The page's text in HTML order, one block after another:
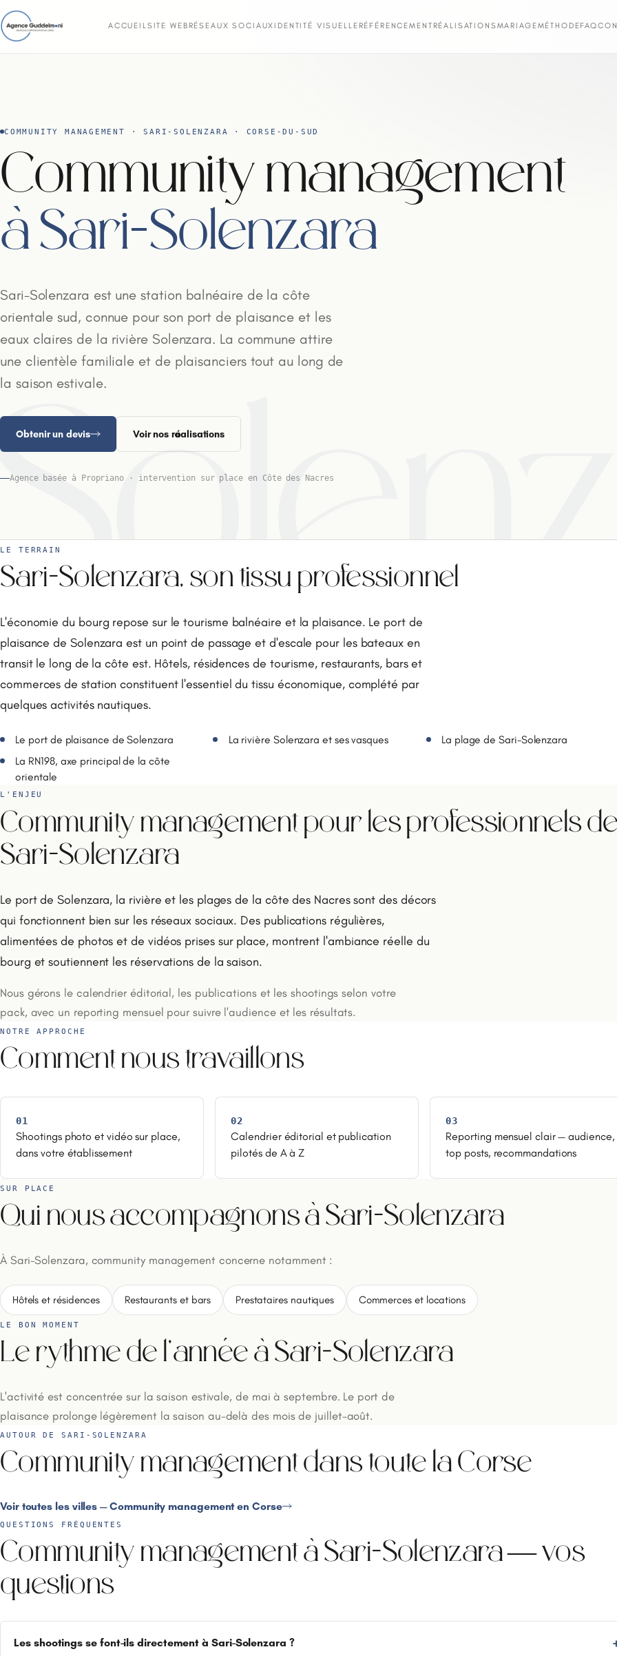
ACCUEILSITE WEB RÉSEAUX SOCIAUX IDENTITÉ VISUELLE RÉFÉRENCEMENT RÉALISATIONSMARIAGEMÉTHODEFAQ
COMMUNITY MANAGEMENT · SARI-SOLENZARA · CORSE-DU-SUD
Community management
à Sari-Solenzara
Sari-Solenzara est une station balnéaire de la côte
orientale sud, connue pour son port de plaisance et les
eaux claires de la rivière Solenzara. La commune attire
une clientèle familiale et de plaisanciers tout au long de
la saison estivale.
Obtenir un devis Voir nos réalisations
Agence basée à Propriano · intervention sur place en Côte des Nacres
LE TERRAIN
Sari-Solenzara, son tissu professionnel
L'économie du bourg repose sur le tourisme balnéaire et la plaisance. Le port de
plaisance de Solenzara est un point de passage et d'escale pour les bateaux en
transit le long de la côte est. Hôtels, résidences de tourisme, restaurants, bars et
commerces de station constituent l'essentiel du tissu économique, complété par
quelques activités nautiques.
Le port de plaisance de Solenzara La rivière Solenzara et ses vasques
La plage de Sari-Solenzara
La RN198, axe principal de la côte
orientale
L'ENJEU
Community management pour les professionnels
Sari-Solenzara
Le port de Solenzara, la rivière et les plages de la côte des Nacres sont des décors
qui fonctionnent bien sur les réseaux sociaux. Des publications régulières,
alimentées de photos et de vidéos prises sur place, montrent l'ambiance réelle du
bourg et soutiennent les réservations de la saison.
Nous gérons le calendrier éditorial, les publications et les shootings selon votre
pack, avec un reporting mensuel pour suivre l'audience et les résultats.
NOTRE APPROCHE
Comment nous travaillons
01
Shootings photo et vidéo sur place,
dans votre établissement
02
Calendrier éditorial et publication
pilotés de A à Z
03
Reporting mensuel clair — audience,
top posts, recommandations
SUR PLACE
Qui nous accompagnons à Sari-Solenzara
À Sari-Solenzara, community management concerne notamment :
Hôtels et résidences Restaurants et bars Prestataires nautiques Commerces et locations
LE BON MOMENT
Le rythme de l'année à Sari-Solenzara
L'activité est concentrée sur la saison estivale, de mai à septembre. Le port de
plaisance prolonge légèrement la saison au-delà des mois de juillet-août.
AUTOUR DE SARI-SOLENZARA
Community management dans toute la Corse
Voir toutes les villes — Community management en Corse
QUESTIONS FRÉQUENTES
Community management à Sari-Solenzara — vos
questions
Les shootings se font-ils directement à Sari-Solenzara ?